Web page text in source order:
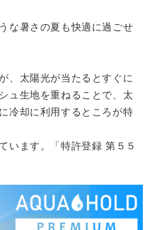
な暑さの夏も快適に過ごせ
、太陽光が当たるとすぐに
ュ生地を重ねることで、太
冷却に利用するところが特
います。「特許登録 第５５